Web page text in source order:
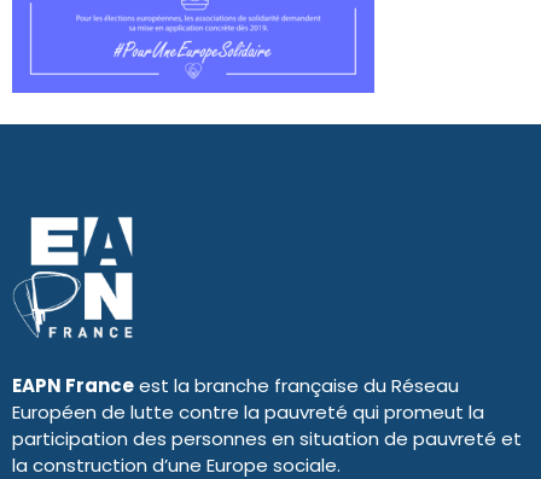
EAPN Franceest la branche française du Réseau
Européen de lutte contre la pauvreté qui promeut la
participation des personnes en situation de pauvreté et
la construction d’une Europe sociale.